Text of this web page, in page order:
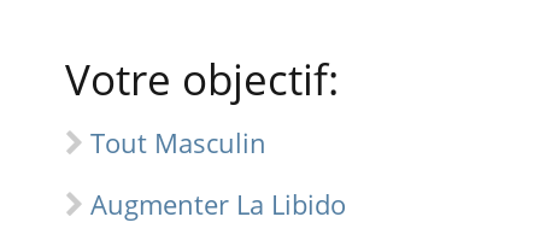
Votre objectif:
Tout Masculin
Augmenter La Libido